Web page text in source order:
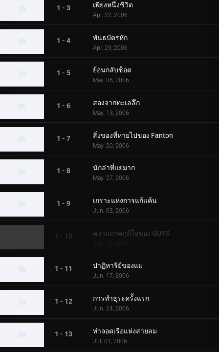
1 - 3 เพียงหนึ่งชีวิต
Apr. 22, 2006
1 - 4 พันธบัตรหัก
Apr. 29, 2006
1 - 5 ย้อนกลับช็อต
May. 06, 2006
1 - 6 สองจากทะเลลึก
May. 13, 2006
1 - 7 สิ่งของที่หายไปของ Fanton
May. 20, 2006
1 - 8 นักล่าที่แย่มาก
May. 27, 2006
1 - 9 เกราะแห่งการแก้แค้น
Jun. 03, 2006
1 - 10 ความภาคภูมิใจของ GUYS
Jun. 10, 2006
1 - 11 ปาฏิหาริย์ของแม่
Jun. 17, 2006
1 - 12 การทำธุระครั้งแรก
Jun. 24, 2006
1 - 13 ท่าจอดเรือแห่งสายลม
Jul. 01, 2006